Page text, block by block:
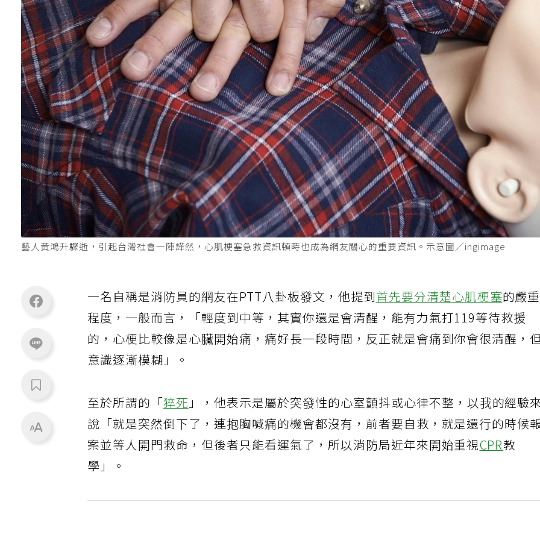
藝人黃鴻升驟逝，引起台灣社會一陣譁然，心肌梗塞急救資訊頓時也成為網友關心的重要資訊。示意圖／ingimage
一名自稱是消防員的網友在PTT八卦板發文，他提到首先要分清楚心肌梗塞的嚴重
程度，一般而言，「輕度到中等，其實你還是會清醒，能有力氣打119等待救援
的，心梗比較像是心臟開始痛，痛好長一段時間，反正就是會痛到你會很清醒，
意識逐漸模糊」。
至於所謂的「猝死」，他表示是屬於突發性的心室顫抖或心律不整，以我的經驗
說「就是突然倒下了，連抱胸喊痛的機會都沒有，前者要自救，就是還行的時候
案並等人開門救命，但後者只能看運氣了，所以消防局近年來開始重視CPR教
學」。